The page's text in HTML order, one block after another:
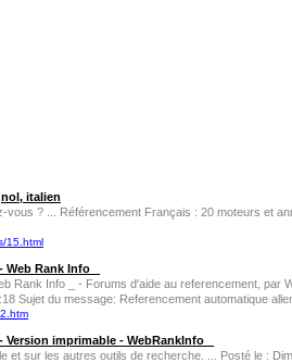
italien
? ... Référencement Français : 20 moteurs et
15.html
Rank Info _
Rank Info _ - Forums d'aide au referencement,
Sujet du message: Referencement automatique
imprimable - WebRankInfo _
et sur les autres outils de recherche. ... Posté le :